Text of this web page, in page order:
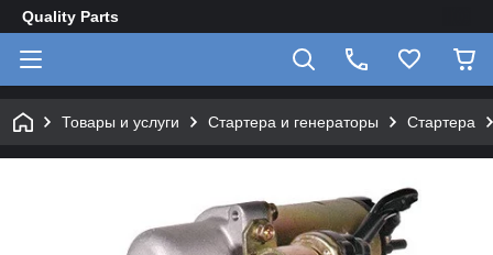
Quality Parts
Товары и услуги Стартера и генераторы Стартера